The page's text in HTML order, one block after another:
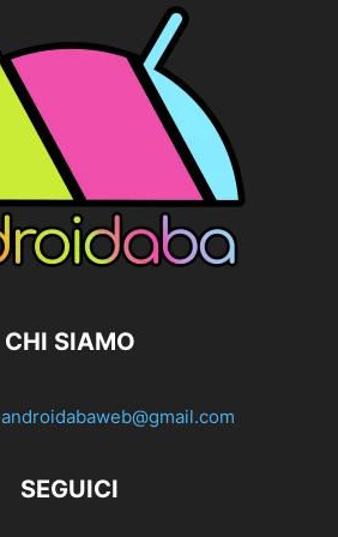
CHI SIAMO
androidabaweb@gmail.com
SEGUICI